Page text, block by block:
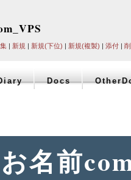
| 新規 | 新規(下位) | 新規(複製) | 添付 |
Docs
お名前